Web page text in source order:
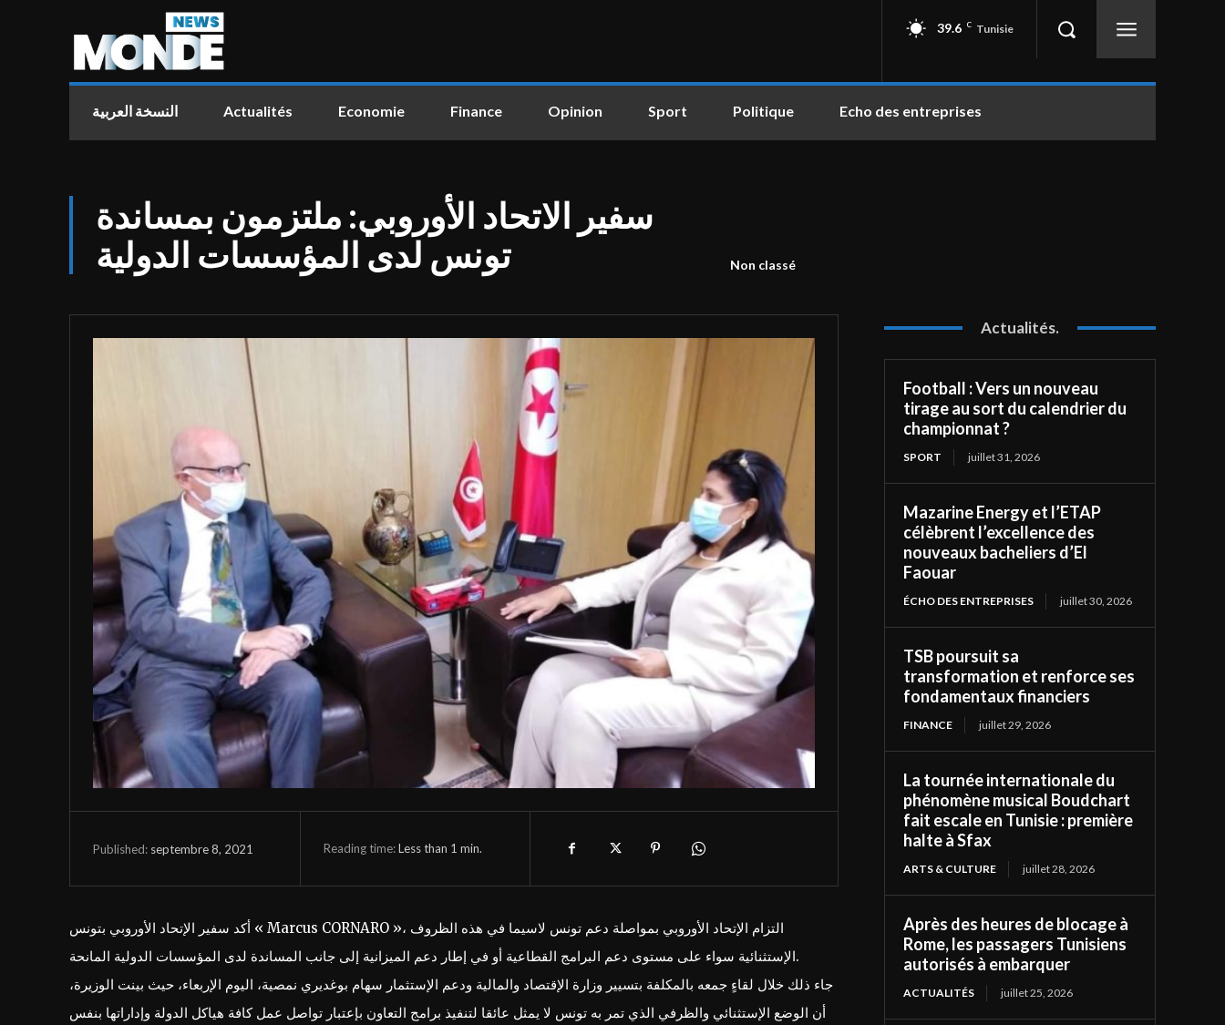
39.6 C Tunisie
النسخة العربية Actualités Economie Finance Opinion Sport Politique Echo des entreprises
سفير الاتحاد الأوروبي: ملتزمون بمساندة
تونس لدى المؤسسات الدولية
Non classé
Published: septembre 8, 2021 Reading time:Less than 1 min.
أكد سفير الإتحاد الأوروبي بتونس « Marcus CORNARO »، التزام الإتحاد الأوروبي بمواصلة دعم تونس لاسيما في هذه الظروف
الإستثنائية سواء على مستوى دعم البرامج القطاعية أو في إطار دعم الميزانية إلى جانب المساندة لدى المؤسسات الدولية المانحة.
جاء ذلك خلال لقاءٍ جمعه بالمكلفة بتسيير وزارة الإقتصاد والمالية ودعم الإستثمار سهام بوغديري نمصية، اليوم الإربعاء، حيث بينت الوزيرة،
أن الوضع الإستثنائي والظرفي الذي تمر به تونس لا يمثل عائقا لتنفيذ برامج التعاون بإعتبار تواصل عمل كافة هياكل الدولة وإداراتها بنفس
Actualités.
Football : Vers un nouveau
tirage au sort du calendrier du
championnat ?
SPORT juillet 31, 2026
Mazarine Energy et l’ETAP
célèbrent l’excellence des
nouveaux bacheliers d’El
Faouar
ÉCHO DES ENTREPRISES juillet 30, 2026
TSB poursuit sa
transformation et renforce ses
fondamentaux financiers
FINANCE juillet 29, 2026
La tournée internationale du
phénomène musical Boudchart
fait escale en Tunisie : première
halte à Sfax
ARTS & CULTURE juillet 28, 2026
Après des heures de blocage à
Rome, les passagers Tunisiens
autorisés à embarquer
ACTUALITÉS juillet 25, 2026